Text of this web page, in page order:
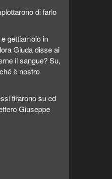
di farlo
gettiamolo in
Giuda disse ai
il sangue? Su,
è nostro
tirarono su ed
Giuseppe